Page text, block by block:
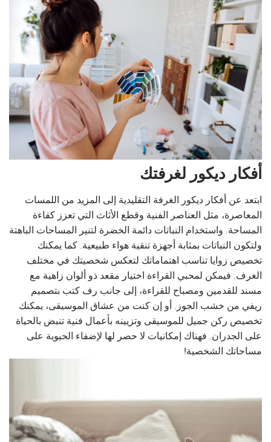
أفكار ديكور لغرفتك
ابتعد عن أفكار ديكور الغرفة التقليدية إلى المزيد من اللمسات
المعاصرة، مثل العناصر الفنية وقطع الأثاث التي تعزز كفاءة
المساحة. واستخدام النباتات دائمة الخضرة لتنير المساحات الباهتة
ولتكون النباتات بمثابة أجهزة تنقية هواء طبيعية. كما يمكنك
تخصيص زوايا تناسب اهتماماتك لتعكس شخصيتك في مختلف
الغرف. فيمكن لمحبي القراءة اختيار مقعد ذو ألوان زاهية مع
مسند للقدمين ومصباح للقراءة، إلى جانب رف كتب بتصميم
ريفي من خشب الجوز. أو إن كنت من عشاق الموسيقى، يمكنك
تخصيص ركن جميل للموسيقى وتزيينه بأعمال فنية تنبض بالحياة
على الجدران. فهناك إمكانيات لا حصر لها لإضفاء الحيوية على
مساحاتك الشخصية!